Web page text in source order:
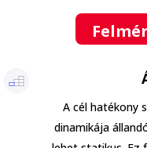
A cél hatékony
dinamikája